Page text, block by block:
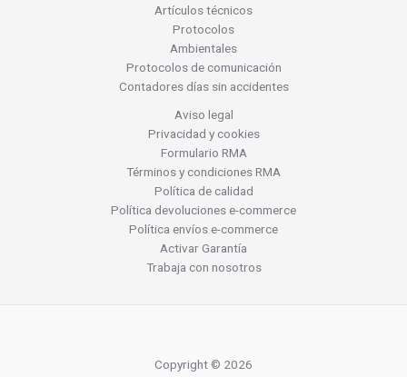
Artículos técnicos
Protocolos
Ambientales
Protocolos de comunicación
Contadores días sin accidentes
Aviso legal
Privacidad y cookies
Formulario RMA
Términos y condiciones RMA
Política de calidad
Política devoluciones e-commerce
Política envíos e-commerce
Activar Garantía
Trabaja con nosotros
Copyright © 2026